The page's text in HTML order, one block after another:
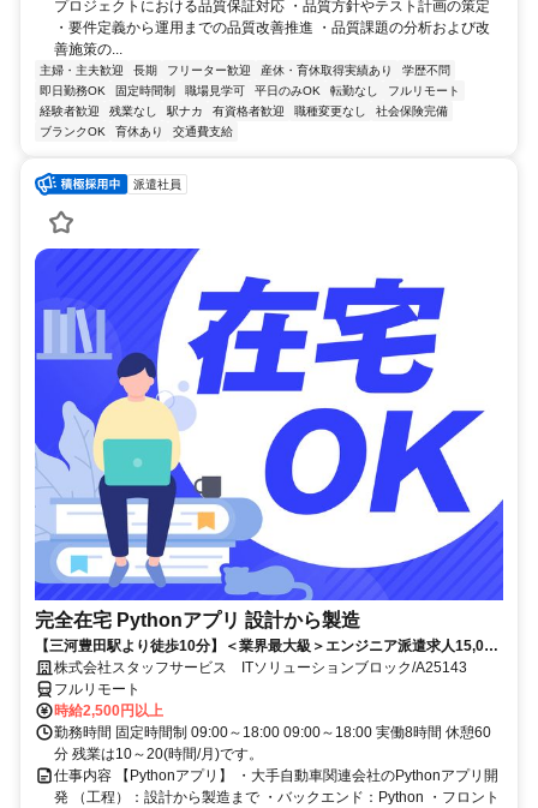
プロジェクトにおける品質保証対応 ・品質方針やテスト計画の策定
・要件定義から運用までの品質改善推進 ・品質課題の分析および改
善施策の...
主婦・主夫歓迎 長期 フリーター歓迎 産休・育休取得実績あり
学歴不問
即日勤務OK
固定時間制 職場見学可 平日のみOK 転勤なし
フルリモート
経験者歓迎
残業なし 駅ナカ 有資格者歓迎 職種変更なし
社会保険完備
ブランクOK
育休あり 交通費支給
派遣社員
完全在宅 Pythonアプリ 設計から製造
【三河豊田駅より徒歩10分】＜業界最大級＞エンジニア派遣求人15,000
件以上◎ 来社不要のカンタン登録→最短2日で就業可能！！
株式会社スタッフサービス ITソリューションブロック/A25143
フルリモート
時給2,500円以上
勤務時間 固定時間制 09:00～18:00 09:00～18:00 実働8時間 休憩60
分 残業は10～20(時間/月)です。
仕事内容 【Pythonアプリ】 ・大手自動車関連会社のPythonアプリ開
発 （工程）：設計から製造まで ・バックエンド：Python ・フロント